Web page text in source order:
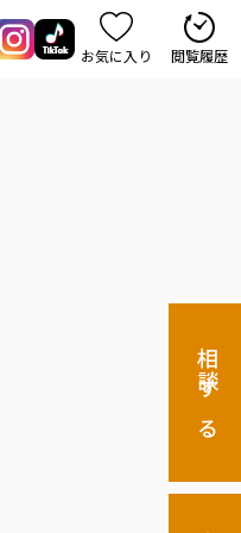
お気に入り 閲覧履歴
相談する